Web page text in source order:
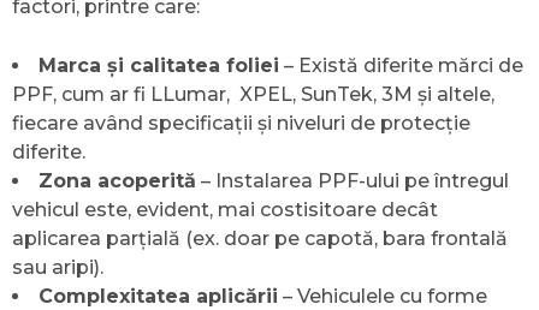
factori, printre care:
Marca și calitatea foliei – Există diferite mărci de
PPF, cum ar fi LLumar, XPEL, SunTek, 3M și altele,
fiecare având specificații și niveluri de protecție
diferite.
Zona acoperită – Instalarea PPF-ului pe întregul
vehicul este, evident, mai costisitoare decât
aplicarea parțială (ex. doar pe capotă, bara frontală
sau aripi).
Complexitatea aplicării – Vehiculele cu forme